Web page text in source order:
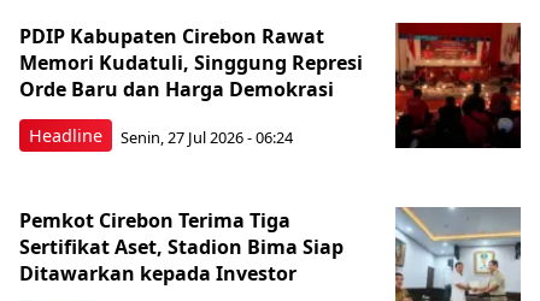
Headline
PDIP Kabupaten Cirebon Rawat
Memori Kudatuli, Singgung Represi
Orde Baru dan Harga Demokrasi
Senin, 27 Jul 2026 - 06:24
Pemkot Cirebon Terima Tiga
Sertifikat Aset, Stadion Bima Siap
Ditawarkan kepada Investor